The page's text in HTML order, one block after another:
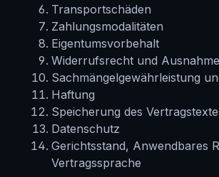
Transportschäden
Zahlungsmodalitäten
Eigentumsvorbehalt
Widerrufsrecht und
Sachmängelgewährleistung
Haftung
Speicherung des
Datenschutz
Gerichtsstand, Anwendbares
Vertragssprache